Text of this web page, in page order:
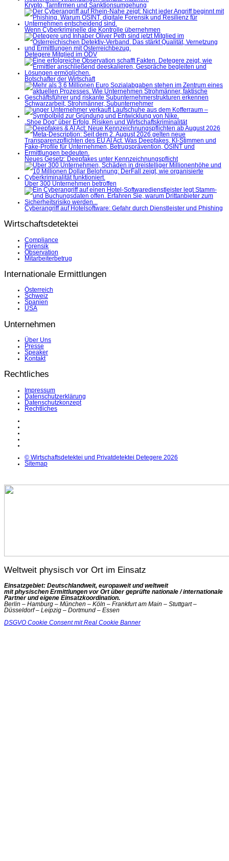
Krypto, Tarnfirmen und Sanktionsumgehung
Wenn Cyberkriminelle die Kontrolle übernehmen
Detegere Mitglied im ÖDV
Botschafter der Wirtschaft
Schwarzarbeit, Strohmänner, Subunternehmer
„Shoe Dog“ über Erfolg, Risiken und Wirtschaftskriminalität
Neues Gesetz: Deepfakes unter Kennzeichnungspflicht
Über 300 Unternehmen betroffen
Cyberangriff auf Hotelsoftware: Gefahr durch Dienstleister und Phishing
Wirtschaftsdetektei
Compliance
Forensik
Observation
Mitarbeiterbetrug
Internationale Ermittlungen
Österreich
Schweiz
Spanien
USA
Unternehmen
Über Uns
Presse
Speaker
Kontakt
Rechtliches
Impressum
Datenschutzerklärung
Datenschutzkonzept
Rechtliches
© Wirtschaftsdetektei und Privatdetektei Detegere 2026
Sitemap
Weltweit physisch vor Ort im Einsatz
Einsatzgebiet: Deutschlandweit, europaweit und weltweit
mit physischen Ermittlungen vor Ort über geprüfte nationale / internationale
Partner und eigene Einsatzkoordination.
Berlin – Hamburg – München – Köln – Frankfurt am Main – Stuttgart –
Düsseldorf – Leipzig – Dortmund – Essen
DSGVO Cookie Consent mit Real Cookie Banner